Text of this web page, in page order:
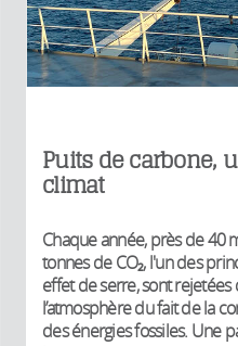
Puits de carbone,
climat
Chaque année, près de 40
tonnes de CO₂, l'un des
effet de serre, sont rejetées
l’atmosphère du fait de la
des énergies fossiles. Une